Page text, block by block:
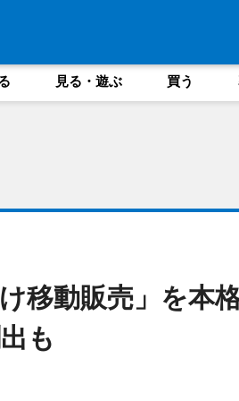
見る・遊ぶ 買う
移動販売」を本
も